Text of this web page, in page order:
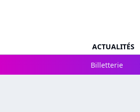
ACTUALITÉS
Billetterie